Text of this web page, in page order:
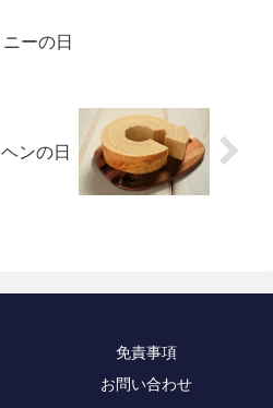
ニーの日
ンの日
免責事項
お問い合わせ